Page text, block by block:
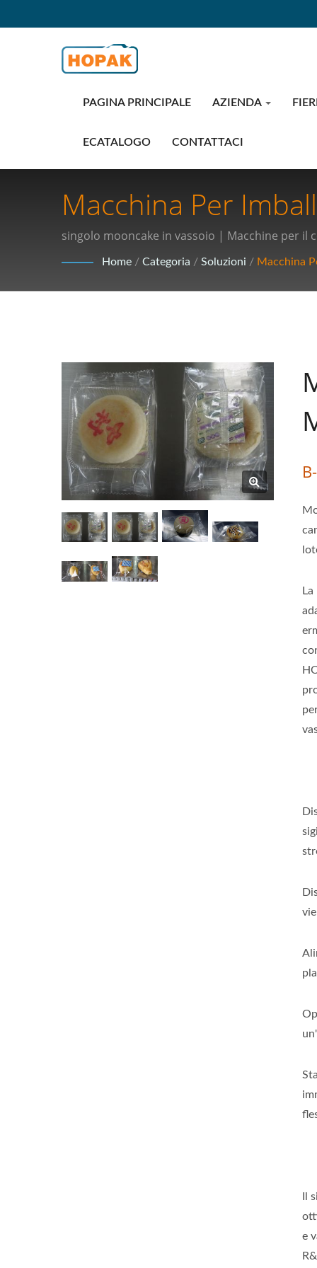
PAGINA PRINCIPALE AZIENDA
ECATALOGO CONTATTACI
Macchina Per
Tecnologie Di
Forniture Mediche
singolo mooncake in vassoio | Macchine per
Home / Categoria / Soluzioni / Macchina
Il
e